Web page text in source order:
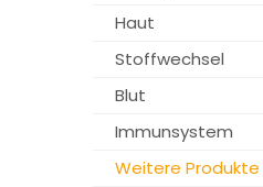
Haut
Stoffwechsel
Blut
Immunsystem
Weitere Produkte